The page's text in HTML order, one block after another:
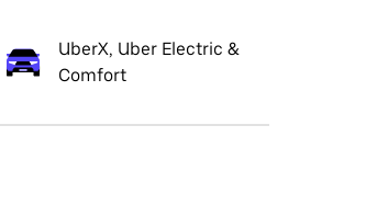
UberX, Uber Electric &
Comfort